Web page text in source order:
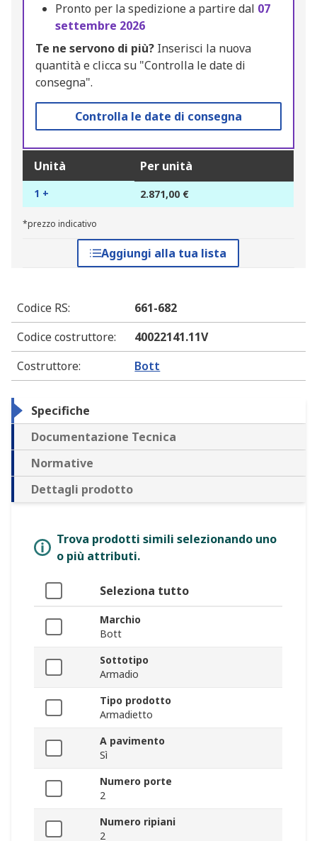
Pronto per la spedizione a partire dal 07
settembre 2026
Te ne servono di più? Inserisci la nuova
quantità e clicca su "Controlla le date di
consegna".
Controlla le date di consegna
Unità Per unità
1 + 2.871,00 €
*prezzo indicativo
Aggiungi alla tua lista
Codice RS:
661-682
Codice costruttore:
40022141.11V
Costruttore: Bott
Specifiche
Documentazione Tecnica
Normative
Dettagli prodotto
Trova prodotti simili selezionando uno
o più attributi.
Seleziona tutto
Marchio
Bott
Sottotipo
Armadio
Tipo prodotto
Armadietto
A pavimento
Sì
Numero porte
2
Numero ripiani
2